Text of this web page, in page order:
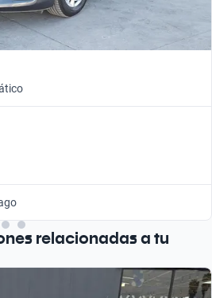
relacionadas a tu